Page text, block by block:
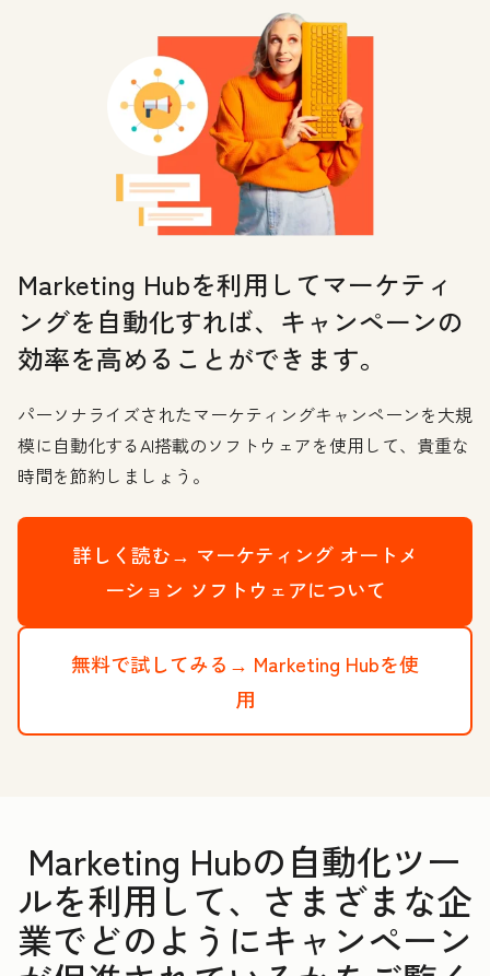
Marketing Hubを利用してマーケティ
ングを自動化すれば、キャンペーンの
効率を高めることができます。
パーソナライズされたマーケティングキャンペーンを大規
模に自動化するAI搭載のソフトウェアを使用して、貴重な
時間を節約しましょう。
詳しく読む→ マーケティング オートメ
ーション ソフトウェアについて
無料で試してみる→ Marketing Hubを使
用
Marketing Hubの自動化ツー
ルを利用して、さまざまな企
業でどのようにキャンペーン